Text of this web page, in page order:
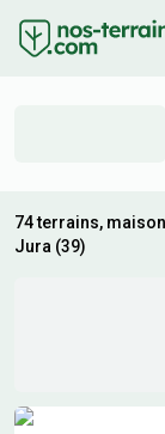
74 terrains,
Jura (39)
Résultats de